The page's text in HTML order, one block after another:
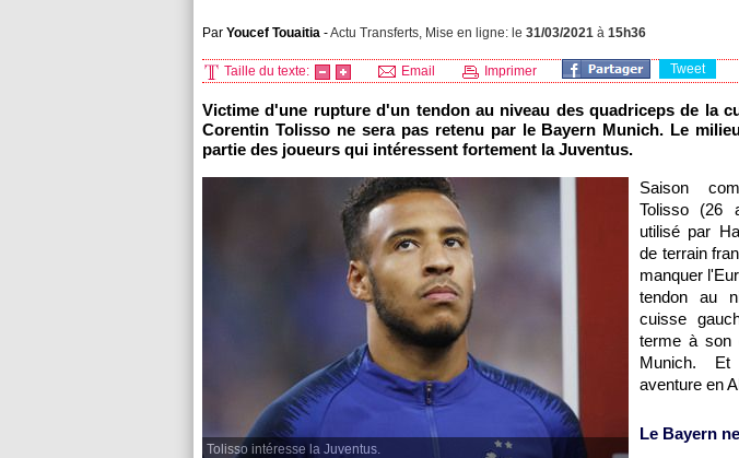
Par Youcef Touaitia -Actu Transferts, Mise en ligne: le 31/03/2021 à 15h36
Taille du texte: Email Imprimer Tweet
Victime d'une rupture d'un tendon au niveau des quadriceps de la
Corentin Tolisso ne sera pas retenu par le Bayern Munich. Le
partie des joueurs qui intéressent fortement la Juventus.
Tolisso intéresse la Juventus.
Saison
Tolisso (26
utilisé par
de terrain
manquer
tendon au
cuisse
terme à son
Munich.
aventure en
Le Bayern